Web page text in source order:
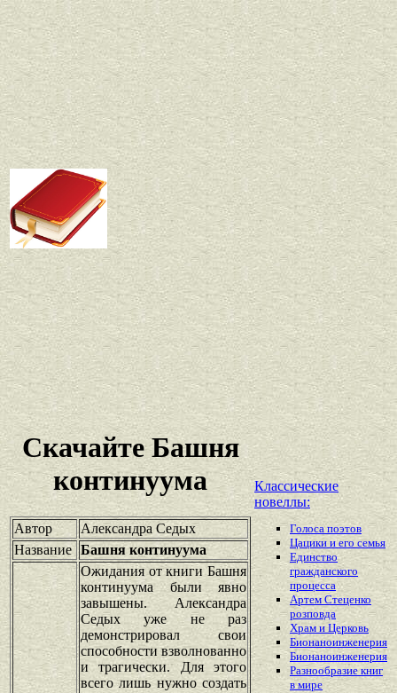
Скачайте Башня
континуума
Автор
Александра Седых
Название Башня континуума
Ожидания от книги Башня
континуума были явно
завышены. Александра
Седых уже не раз
демонстрировал свои
способности взволнованно
и трагически. Для этого
всего лишь нужно создать
Классические
новеллы:
Голоса поэтов
Цацики и его семья
Единство
гражданского
процесса
Артем Стеценко
розповда
Храм и Церковь
Бионаноинженерия
Бионаноинженерия
Разнообразие книг
в мире